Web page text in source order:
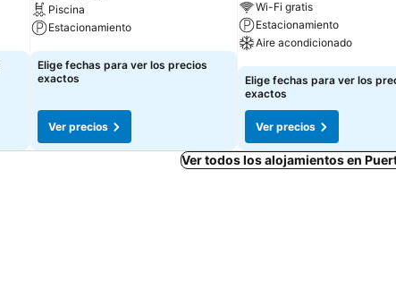
Piscina
Estacionamiento
Ver precios
Elige fechas para ver los precios
exactos
Ver precios
Wi-Fi gratis
Estacionamiento
Aire acondicionado
Ver precios
Elige fechas para ver los
exactos
Ver precios
Ver todos los alojamientos en